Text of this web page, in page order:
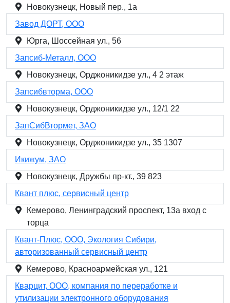
Новокузнецк, Новый пер., 1а
Завод ДОРТ, ООО
Юрга, Шоссейная ул., 56
Запсиб-Металл, ООО
Новокузнецк, Орджоникидзе ул., 4 2 этаж
Запсибвторма, ООО
Новокузнецк, Орджоникидзе ул., 12/1 22
ЗапСибВтормет, ЗАО
Новокузнецк, Орджоникидзе ул., 35 1307
Икижум, ЗАО
Новокузнецк, Дружбы пр-кт., 39 823
Квант плюс, сервисный центр
Кемерово, Ленинградский проспект, 13а вход с
торца
Квант-Плюс, ООО, Экология Сибири,
авторизованный сервисный центр
Кемерово, Красноармейская ул., 121
Кварцит, ООО, компания по переработке и
утилизации электронного оборудования